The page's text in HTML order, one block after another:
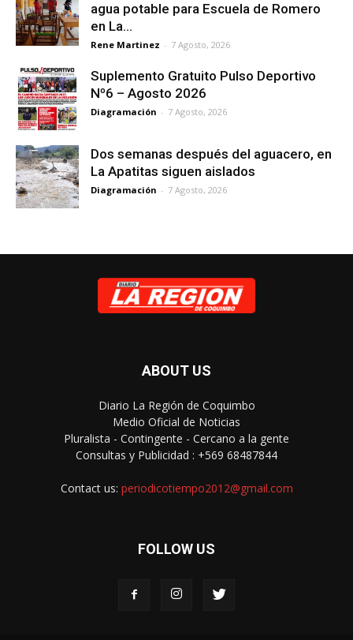
agua potable para Escuela de Romero
en La...
Rene Martinez - 7 Agosto, 2026
Suplemento Gratuito Pulso Deportivo
Nº6 – Agosto 2026
Diagramación - 7 Agosto, 2026
Dos semanas después del aguacero, en
La Apatitas siguen aislados
Diagramación - 7 Agosto, 2026
ABOUT US
Diario La Región de Coquimbo
Medio Oficial de Noticias
Pluralista - Contingente - Cercano a la gente
Consultas y Publicidad : +569 68487844
Contact us: periodicotiempo2012@gmail.com
FOLLOW US